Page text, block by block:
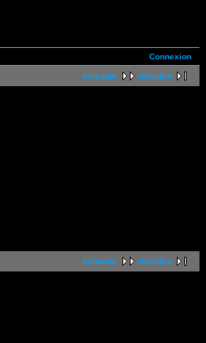
Connexion
suivante dernière
suivante dernière